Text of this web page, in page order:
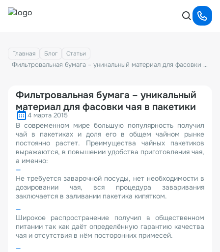
Главная Блог Статьи
Фильтровальная бумага – уникальный материал для фасовки чая в пакетики
Фильтровальная бумага – уникальный
материал для фасовки чая в пакетики
4 марта 2015
В современном мире большую популярность получил
чай в пакетиках и доля его в общем чайном рынке
постоянно растет. Преимущества чайных пакетиков
выражаются, в повышении удобства приготовления чая,
а именно:
Не требуется заварочной посуды, нет необходимости в
дозировании чая, вся процедура заваривания
заключается в заливании пакетика кипятком.
Широкое распространение получил в общественном
питании так как даёт определённую гарантию качества
чая и отсутствия в нём посторонних примесей.